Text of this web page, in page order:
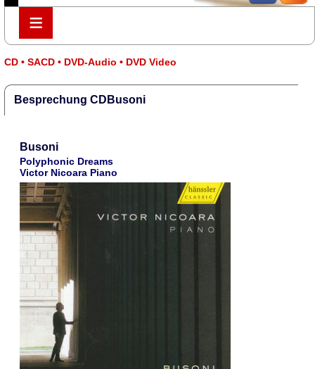
≡
≡
CD • SACD • DVD-Audio • DVD Video
Besprechung CDBusoni
Busoni
Polyphonic Dreams
Victor Nicoara Piano